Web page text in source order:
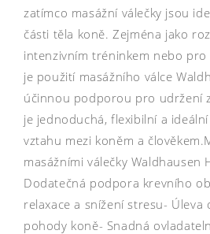
zatímco masážní válečky jsou
části těla koně. Zejména jako
intenzivním tréninkem nebo
je použití masážního válce
účinnou podporou pro udržení
je jednoduchá, flexibilní a
vztahu mezi koněm a
masážními válečky Waldhausen
Dodatečná podpora krevního
relaxace a snížení stresu-
pohody koně- Snadná